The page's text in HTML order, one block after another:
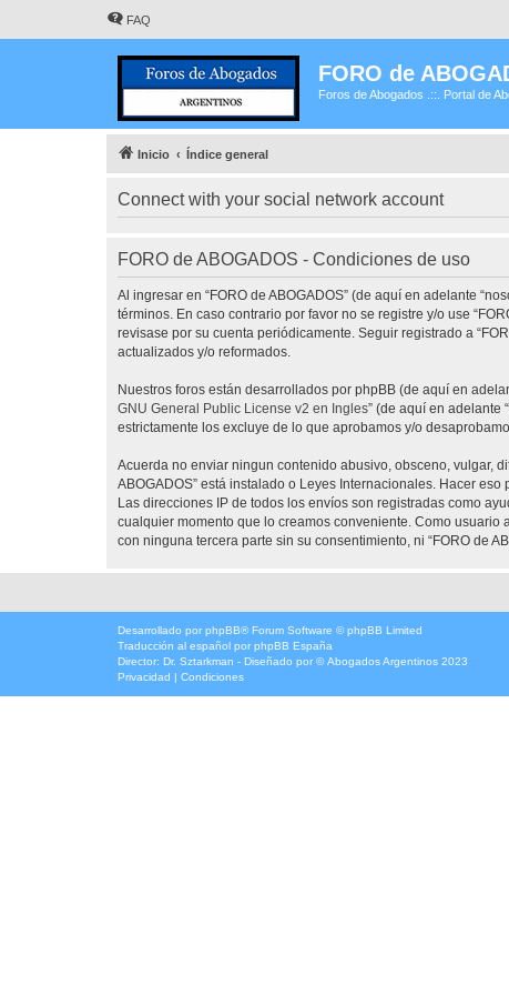
FAQ
FORO de
Foros de Abogados .::. Portal de
Inicio Índice general
Connect with your social network account
FORO de ABOGADOS - Condiciones de uso
Al ingresar en “FORO de ABOGADOS” (de aquí en adelante
términos. En caso contrario por favor no se registre y/o use
revisase por su cuenta periódicamente. Seguir registrado a
actualizados y/o reformados.
Nuestros foros están desarrollados por phpBB (de aquí en
GNU General Public License v2 en Ingles” (de aquí en adelante
estrictamente los excluye de lo que aprobamos y/o
Acuerda no enviar ningun contenido abusivo, obsceno, vulgar,
ABOGADOS” está instalado o Leyes Internacionales. Hacer
Las direcciones IP de todos los envíos son registradas como
cualquier momento que lo creamos conveniente. Como
con ninguna tercera parte sin su consentimiento, ni “FORO de
Desarrollado por phpBB® Forum Software © phpBB Limited
Traducción al español por phpBB España
Director: Dr. Sztarkman - Diseñado por ©Abogados Argentinos 2023
Privacidad | Condiciones